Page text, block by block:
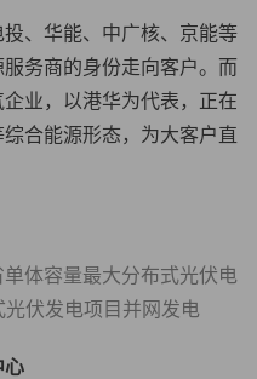
、华能、中广核、京能等
务商的身份走向客户。而
业，以港华为代表，正在
合能源形态，为大客户直
体容量最大分布式光伏电
伏发电项目并网发电
心